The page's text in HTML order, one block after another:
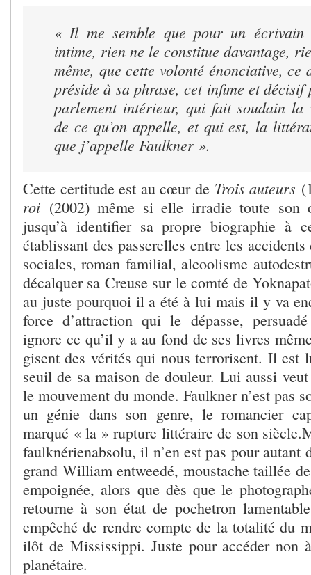
« Il me semble que pour un écrivain
intime, rien ne le constitue davantage,
même, que cette volonté énonciative,
préside à sa phrase, cet infime et décisif
parlement intérieur, qui fait soudain la
de ce qu’on appelle, et qui est, la
que j’appelle Faulkner ».
Cette certitude est au cœur de Trois auteurs
roi (2002) même si elle irradie toute son
jusqu’à identifier sa propre biographie à
établissant des passerelles entre les
sociales, roman familial, alcoolisme
décalquer sa Creuse sur le comté de
au juste pourquoi il a été à lui mais il y va
force d’attraction qui le dépasse,
ignore ce qu’il y a au fond de ses livres
gisent des vérités qui nous terrorisent. Il est
seuil de sa maison de douleur. Lui aussi veut
le mouvement du monde. Faulkner n’est pas
un génie dans son genre, le romancier
marqué « la » rupture littéraire de son
faulknérienabsolu, il n’en est pas pour autant
grand William entweedé, moustache taillée
empoignée, alors que dès que le
retourne à son état de pochetron
empêché de rendre compte de la totalité du
ilôt de Mississippi. Juste pour accéder non
planétaire.